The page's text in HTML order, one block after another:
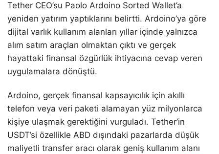
Tether CEO’su Paolo Ardoino Sorted Wallet’a
yeniden yatırım yaptıklarını belirtti. Ardoino’ya göre
dijital varlık kullanım alanları yıllar içinde yalnızca
alım satım araçları olmaktan çıktı ve gerçek
hayattaki finansal özgürlük ihtiyacına cevap veren
uygulamalara dönüştü.
Ardoino, gerçek finansal kapsayıcılık için akıllı
telefon veya veri paketi alamayan yüz milyonlarca
kişiye ulaşmak gerektiğini vurguladı. Tether’in
USDT’si özellikle ABD dışındaki pazarlarda düşük
maliyetli transfer aracı olarak geniş kullanım alanı